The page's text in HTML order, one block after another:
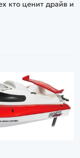
кто ценит драйв и